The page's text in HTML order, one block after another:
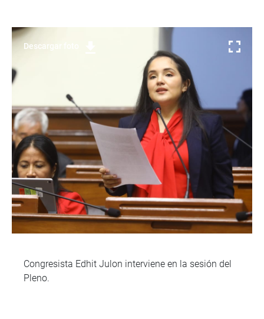
Descargar foto
Congresista Edhit Julon interviene en la sesión del
Pleno.